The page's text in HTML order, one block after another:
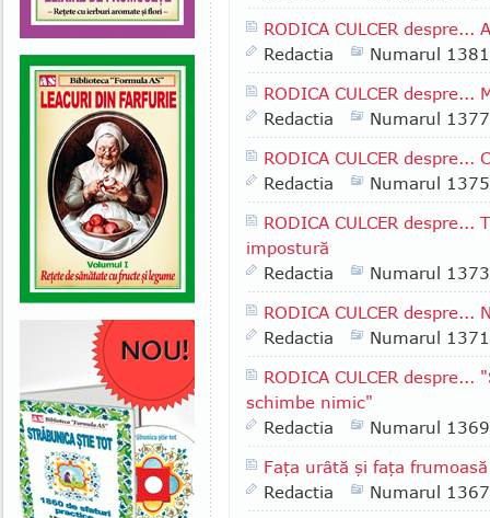
RODICA CULCER
Redactia
Numarul 1381
RODICA CULCER
Redactia
Numarul 1377
RODICA CULCER
Redactia
Numarul 1375
RODICA CULCER
impostură
Redactia
Numarul 1373
RODICA CULCER
Redactia
Numarul 1371
RODICA CULCER
schimbe nimic"
Redactia
Numarul 1369
Faţa urâtă şi faţa
Redactia
Numarul 1367